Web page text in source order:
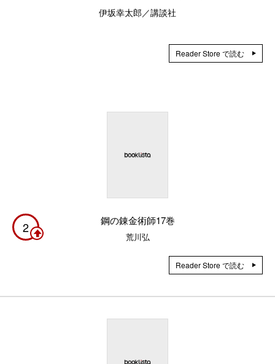
伊坂幸太郎／講談社
Reader Store で読む
2 鋼の錬金術師17巻
荒川弘
Reader Store で読む